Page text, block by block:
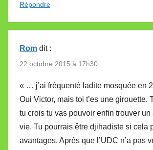
Répondre
Rom dit :
22 octobre 2015 à 17h30
« … j’ai fréquenté ladite mosquée en
Oui Victor, mais toi t’es une girouette.
tu crois tu vas pouvoir enfin trouver
vie. Tu pourrais être djihadiste si cela
avantages. Après que l’UDC n’a pas